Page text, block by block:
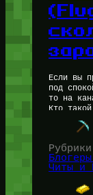
Если вы
под
то на
Кто
Читы и